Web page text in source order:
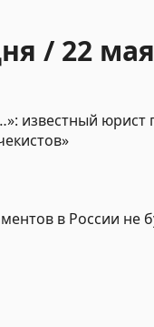
/ 22
известный юрист
в России не